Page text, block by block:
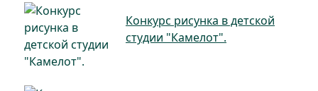
Конкурс рисунка в детской
студии "Камелот".